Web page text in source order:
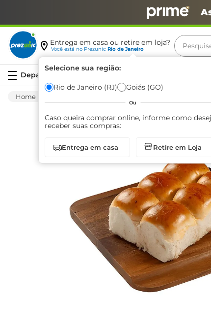
Entrega em casa ou retire em loja?
Você está no Prezunic Rio de Janeiro
Selecione sua região:
Rio de Janeiro (RJ) Goiás (GO)
Ou
Caso queira comprar online, informe como
receber suas compras:
Entrega em casa Retire em Loja
café
azeite
arroz